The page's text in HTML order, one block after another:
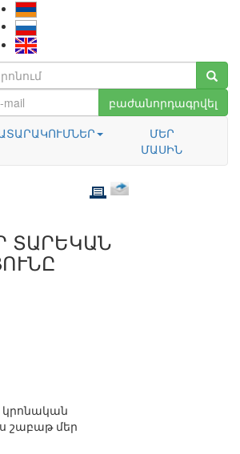
բաժանորդագրվել
ՄԵՐ
ՄԱՍԻՆ
ՏԱՐԵԿԱՆ
կրոնական
շաբաթ մեր